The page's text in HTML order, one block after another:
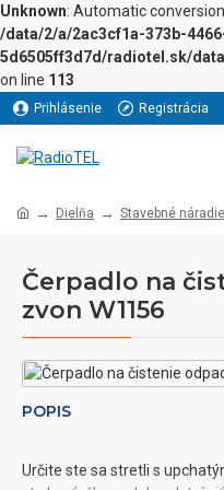
Unknown: Automatic
/data/2/a/2ac3cf1a-373b-
5d6505ff3d7d/radiotel.sk/
on line 113
Prihlásenie Registrácia
Dielňa Stavebné náradie
Čerpadlo na
zvon W1156
POPIS
Určite ste sa stretli s